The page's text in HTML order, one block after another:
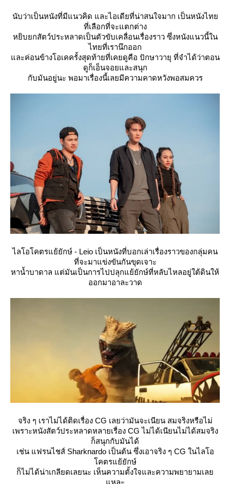
นับว่าเป็นหนังที่มีแนวคิด และไอเดียที่น่าสนใจมาก เป็นหนังไท
ที่เลือกที่จะแตกต่าง
หยิบยกสัตว์ประหลาดเป็นตัวขับเคลื่อนเรื่องราว ซึ่งหนังแนวนี้ใน
ไทยที่เรานึกออก
ละค่อนข้างโอเคครั้งสุดท้ายที่เคยดูคือ ปักษาวายุ ที่จำได้ว่าตอน
ดูก็เอ็นจอยและสนุก
กับมันอยู่นะ พอมาเรื่องนี้เลยมีความคาดหวังพอสมควร
ไลโอโคตรแย้ยักษ์ - Leio เป็นหนังที่บอกเล่าเรื่องราวของกลุ่มคน
ที่จะมาแข่งขันกันขุดเจาะ
หาน้ำบาดาล แต่มันเป็นการไปปลุกแย้ยักษ์ที่หลับไหลอยู่ใต้ดินให้
ออกมาอาละวาด
จริง ๆ เราไม่ได้ติดเรื่อง CG เลยว่ามันจะเนียน สมจริงหรือไม่
เพราะหนังสัตว์ประหลาดหลายเรื่อง CG ไม่ได้เนียนไม่ได้สมจริง
ก็สนุกกับมันได้
เช่น แฟรนไชส์ Sharknardo เป็นต้น ซึ่งเอาจริง ๆ CG ในไลโอ
คตรแย้ยักษ์
ก็ไม่ได้น่าเกลียดเลยนะ เห็นความตั้งใจและความพยายามเล